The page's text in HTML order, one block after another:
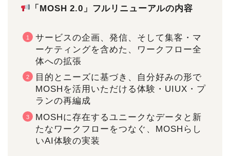
「MOSH 2.0」フルリニューアルの内容
サービスの企画、発信、そして集客・マ
ーケティングを含めた、ワークフロー全
体への拡張
目的とニーズに基づき、自分好みの形で
MOSHを活用いただける体験・UIUX・プ
ランの再編成
MOSHに存在するユニークなデータと新
たなワークフローをつなぐ、MOSHらし
いAI体験の実装